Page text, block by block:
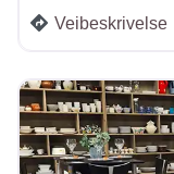
Veibeskrivelse